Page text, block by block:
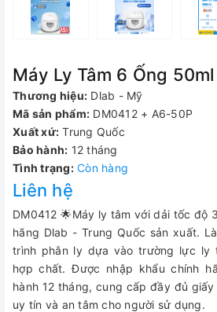
Máy Ly Tâm 6 Ống
Thương hiệu: Dlab - Mỹ
Mã sản phẩm: DM0412 + A6-50P
Xuất xứ: Trung Quốc
Bảo hành: 12 tháng
Tình trạng: Còn hàng
Liên hệ
DM0412 🌟Máy ly tâm với dải tốc
hãng Dlab - Trung Quốc sản xuất.
trình phân ly dựa vào trường lực ly
hợp chất. Được nhập khẩu chính
hành 12 tháng, cung cấp đầy đủ
uy tín và an tâm cho người sử dụng.